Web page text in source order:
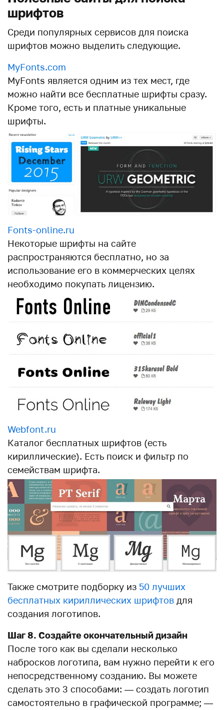
шрифтов
Среди популярных сервисов для поиска
шрифтов можно выделить следующие.
MyFonts.com
MyFonts является одним из тех мест, где
можно найти все бесплатные шрифты сразу.
Кроме того, есть и платные уникальные
шрифты.
Fonts-online.ru
Некоторые шрифты на сайте
распространяются бесплатно, но за
использование его в коммерческих целях
необходимо покупать лицензию.
Webfont.ru
Каталог бесплатных шрифтов (есть
кириллические). Есть поиск и фильтр по
семействам шрифта.
Также смотрите подборку из 50 лучших
бесплатных кириллических шрифтов для
создания логотипов.
Шаг 8. Создайте окончательный дизайн
После того как вы сделали несколько
набросков логотипа, вам нужно перейти к его
непосредственному созданию. Вы можете
сделать это 3 способами: — создать логотип
самостоятельно в графической программе; —